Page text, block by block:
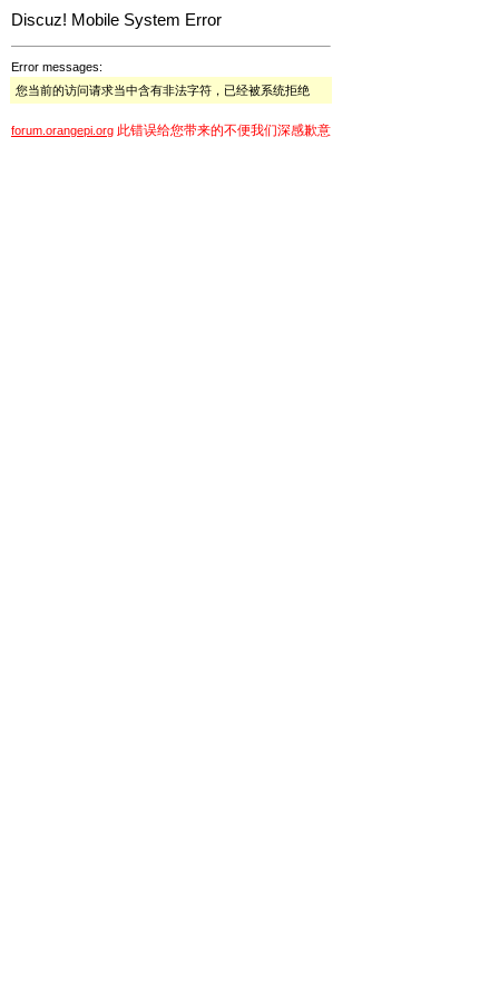
Discuz! Mobile System Error
Error messages:
您当前的访问请求当中含有非法字符，已经被系统拒绝
forum.orangepi.org 此错误给您带来的不便我们深感歉意